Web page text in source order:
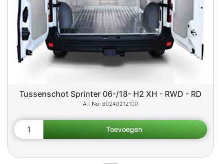
Tussenschot Sprinter 06-/18- H2 XH - RWD - RD
B0240212100